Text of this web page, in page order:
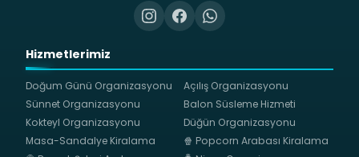
Hizmetlerimiz
Doğum Günü Organizasyonu
Açılış Organizasyonu
Sünnet Organizasyonu
Balon Süsleme Hizmeti
Kokteyl Organizasyonu
Düğün Organizasyonu
Masa-Sandalye Kiralama
🍿 Popcorn Arabası Kiralama